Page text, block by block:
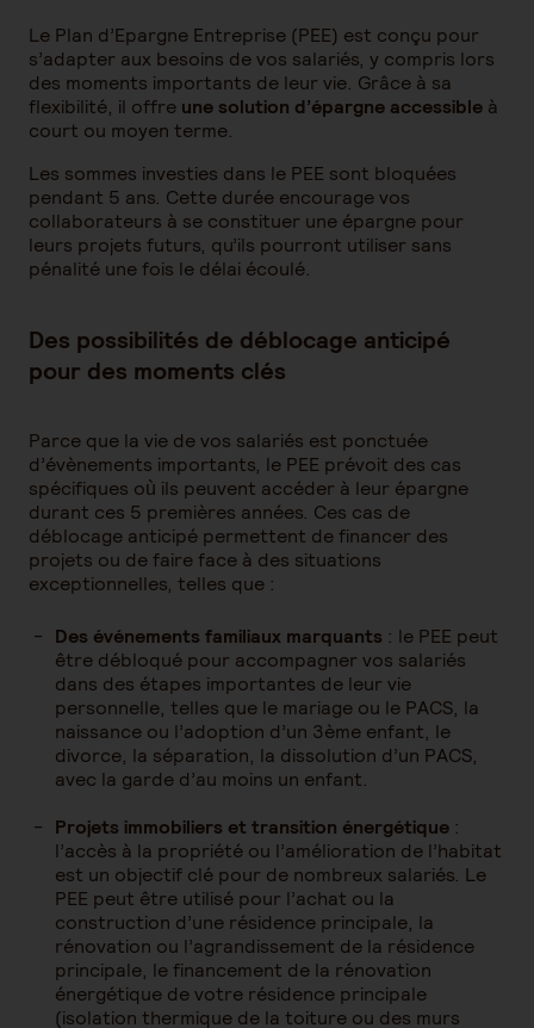
Le Plan d’Epargne Entreprise (PEE) est conçu pour
s’adapter aux besoins de vos salariés, y compris lors
des moments importants de leur vie. Grâce à sa
flexibilité, il offre une solution d’épargne accessible à
court ou moyen terme.
Les sommes investies dans le PEE sont bloquées
pendant 5 ans. Cette durée encourage vos
collaborateurs à se constituer une épargne pour
leurs projets futurs, qu’ils pourront utiliser sans
pénalité une fois le délai écoulé.
Des possibilités de déblocage anticipé
pour des moments clés
Parce que la vie de vos salariés est ponctuée
d’évènements importants, le PEE prévoit des cas
spécifiques où ils peuvent accéder à leur épargne
durant ces 5 premières années. Ces cas de
déblocage anticipé permettent de financer des
projets ou de faire face à des situations
exceptionnelles, telles que :
Des événements familiaux marquants : le PEE peut
être débloqué pour accompagner vos salariés
dans des étapes importantes de leur vie
personnelle, telles que le mariage ou le PACS, la
naissance ou l’adoption d’un 3ème enfant, le
divorce, la séparation, la dissolution d’un PACS,
avec la garde d’au moins un enfant.
Projets immobiliers et transition énergétique :
l’accès à la propriété ou l’amélioration de l’habitat
est un objectif clé pour de nombreux salariés. Le
PEE peut être utilisé pour l’achat ou la
construction d’une résidence principale, la
rénovation ou l’agrandissement de la résidence
principale, le financement de la rénovation
énergétique de votre résidence principale
(isolation thermique de la toiture ou des murs